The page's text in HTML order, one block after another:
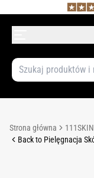
Strona główna 111SKIN
Back to Pielęgnacja